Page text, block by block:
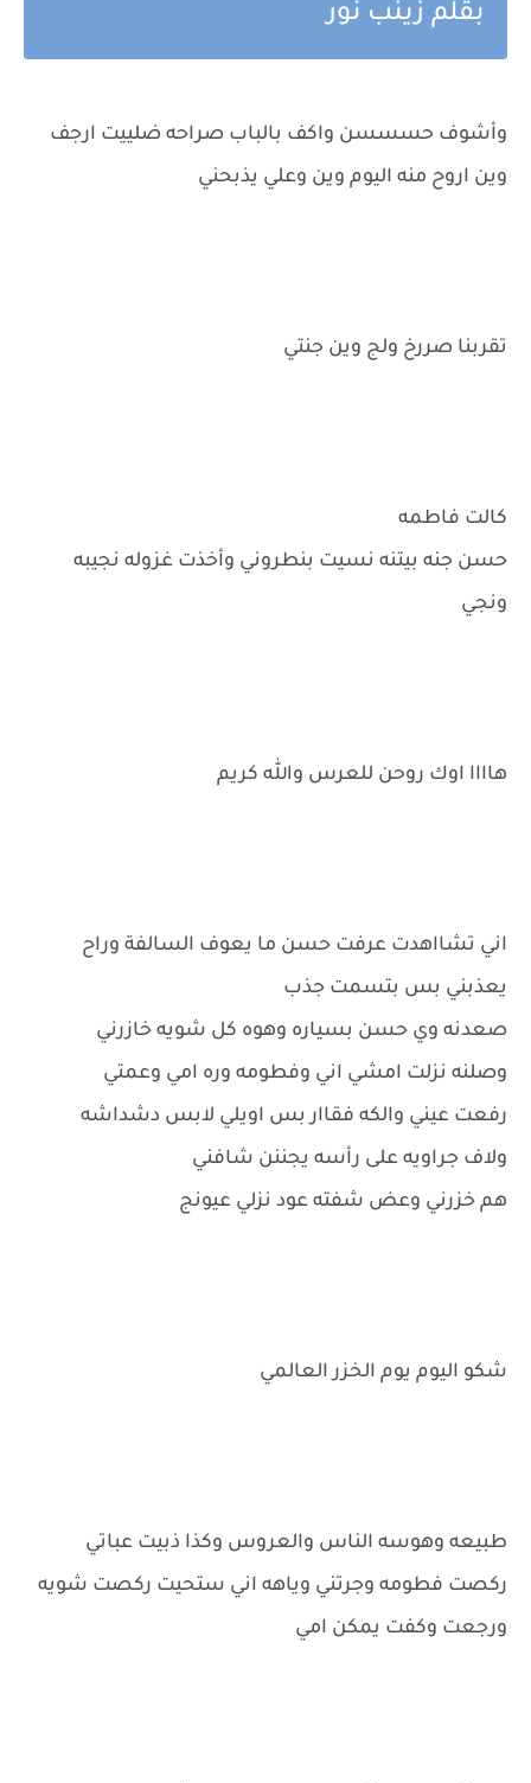
بقلم زينب نور
وأشوف حسسسن واكف بالباب صراحه ضلييت ارجف
وين اروح منه اليوم وين وعلي يذبحني
تقربنا صررخ ولج وين جنتي
كالت فاطمه
حسن جنه بيتنه نسيت بنطروني وأخذت غزوله نجيبه
ونجي
هاااا اوك روحن للعرس والله كريم
اني تشااهدت عرفت حسن ما يعوف السالفة وراح
يعذبني بس بتسمت جذب
صعدنه وي حسن بسياره وهوه كل شويه خازرني
وصلنه نزلت امشي اني وفطومه وره امي وعمتي
رفعت عيني والكه فقاار بس اويلي لابس دشداشه
ولاف جراويه على رأسه يجننن شافني
هم خزرني وعض شفته عود نزلي عيونج
شكو اليوم يوم الخزر العالمي
طبيعه وهوسه الناس والعروس وكذا ذبيت عباتي
ركصت فطومه وجرتني وياهه اني ستحيت ركصت شويه
ورجعت وكفت يمكن امي